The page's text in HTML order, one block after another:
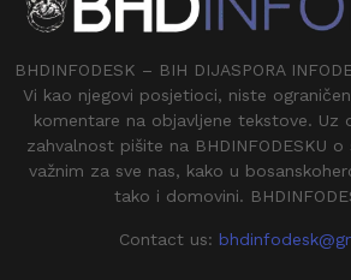
BHDINFODESK – BIH DIJASPORA
Vi kao njegovi posjetioci, niste
komentare na objavljene tekstove. Uz
zahvalnost pišite na BHDINFODESKU
važnim za sve nas, kako u
tako i domovini.
Contact us: